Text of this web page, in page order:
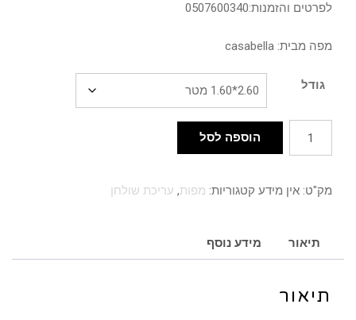
לפרטים והזמנות:0507600340
מפה מבית: casabella
גודל
כמות
של
אלן
הוספה לסל
מק"ט: אין מידע קטגוריות: מפות, עריכת שולחן
תיאור מידע נוסף
תיאור